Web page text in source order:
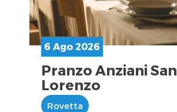
6 Ago 2026
Pranzo Anziani San
Lorenzo
Rovetta